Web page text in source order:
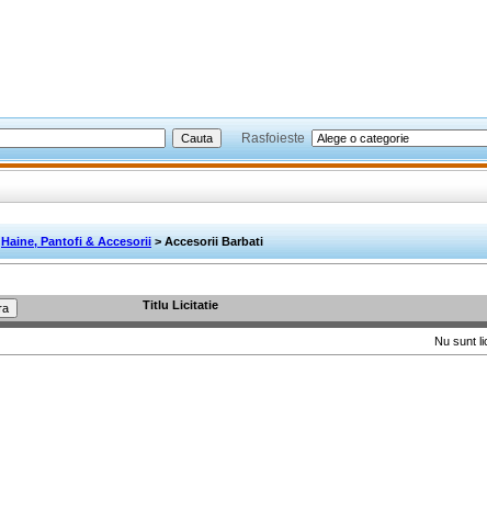
Rasfoieste
Haine, Pantofi & Accesorii > Accesorii Barbati
Titlu Licitatie
Nu sunt